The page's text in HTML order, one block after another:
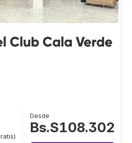
Club Cala Verde
Desde
Bs.S108.302